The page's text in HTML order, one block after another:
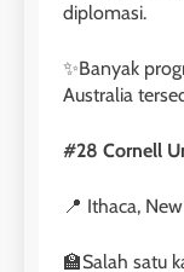
28
diplomasi.
✨Banyak
Australia
#28 Cornell
📍 Ithaca,
🏫Salah satu